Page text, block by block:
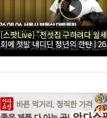
[스팟Live] "전셋집 구하려다 월
회에 첫발 내디딘 청년의 한탄 |
시 부동산 대토론회